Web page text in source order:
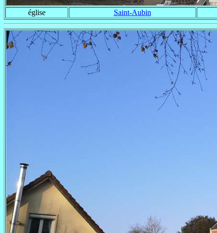
église Saint-Aubin